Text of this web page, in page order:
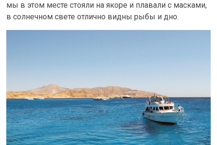
мы в этом месте стояли на якоре и плавали с масками,
в солнечном свете отлично видны рыбы и дно.